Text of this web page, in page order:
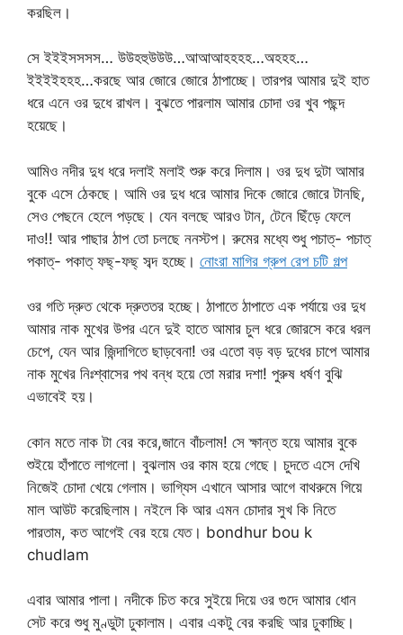
করছিল।
সে ইইইসসসস… উউহহুউউউ…আআআহহহহ…অহহহ…
ইইইইহহহ…করছে আর জোরে জোরে ঠাপাচ্ছে। তারপর আমার দুই হাত
ধরে এনে ওর দুধে রাখল। বুঝতে পারলাম আমার চোদা ওর খুব পছন্দ
হয়েছে।
আমিও নদীর দুধ ধরে দলাই মলাই শুরু করে দিলাম। ওর দুধ দুটা আমার
বুকে এসে ঠেকছে। আমি ওর দুধ ধরে আমার দিকে জোরে জোরে টানছি,
সেও পেছনে হেলে পড়ছে। যেন বলছে আরও টান, টেনে ছিঁড়ে ফেলে
দাও!! আর পাছার ঠাপ তো চলছে ননস্টপ। রুমের মধ্যে শুধু পচাত্‌- পচাত্‌
পকাত্‌- পকাত্‌ ফছ্‌-ফছ্‌ সব্দ হচ্ছে। নোংরা মাগির গ্রুপ রেপ চটি গল্প
ওর গতি দ্রুত থেকে দ্রুততর হচ্ছে। ঠাপাতে ঠাপাতে এক পর্যায়ে ওর দুধ
আমার নাক মুখের উপর এনে দুই হাতে আমার চুল ধরে জোরসে করে ধরল
চেপে, যেন আর জিন্দাগিতে ছাড়বেনা! ওর এতো বড় বড় দুধের চাপে আমার
নাক মুখের নিঃশ্বাসের পথ বন্ধ হয়ে তো মরার দশা! পুরুষ ধর্ষণ বুঝি
এভাবেই হয়।
কোন মতে নাক টা বের করে,জানে বাঁচলাম! সে ক্ষান্ত হয়ে আমার বুকে
শুইয়ে হাঁপাতে লাগলো। বুঝলাম ওর কাম হয়ে গেছে। চুদতে এসে দেখি
নিজেই চোদা খেয়ে গেলাম। ভাগ্যিস এখানে আসার আগে বাথরুমে গিয়ে
মাল আউট করেছিলাম। নইলে কি আর এমন চোদার সুখ কি নিতে
পারতাম, কত আগেই বের হয়ে যেত। bondhur bou k
chudlam
এবার আমার পালা। নদীকে চিত করে সুইয়ে দিয়ে ওর গুদে আমার ধোন
সেট করে শুধু মুণ্ডুটা ঢুকালাম। এবার একটু বের করছি আর ঢুকাচ্ছি।